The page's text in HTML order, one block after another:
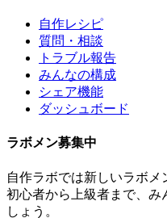
自作レシピ
質問・相談
トラブル報告
みんなの構成
シェア機能
ダッシュボード
ラボメン募集中
自作ラボでは新しいラボメ
初心者から上級者まで、み
しょう。